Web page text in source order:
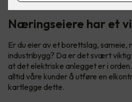
Næringseiere har et
Er du eier av et borettslag,
industribygg? Da er det svært
at det elektriske anlegget er i
alltid våre kunder å utføre en
kartlegge dette.